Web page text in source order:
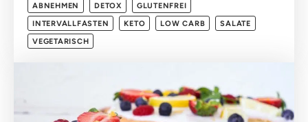
ABNEHMEN DETOX
GLUTENFREI
INTERVALLFASTEN
KETO LOW CARB
SALATE
VEGETARISCH